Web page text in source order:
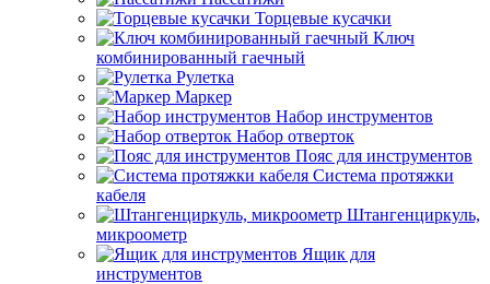
Торцевые кусачки
Ключ
комбинированный гаечный
Рулетка
Маркер
Набор инструментов
Набор отверток
Пояс для инструментов
Система протяжки
кабеля
Штангенциркуль,
микроометр
Ящик для
инструментов